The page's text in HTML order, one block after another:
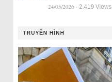
24/05/2026 - 2.419 Views
TRUYỀN HÌNH